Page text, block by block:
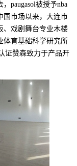
paugasol被授予nba
国市场以来，大连市
、戏剧舞台专业木楼
体育基础科学研究所
证赞森致力于产品开